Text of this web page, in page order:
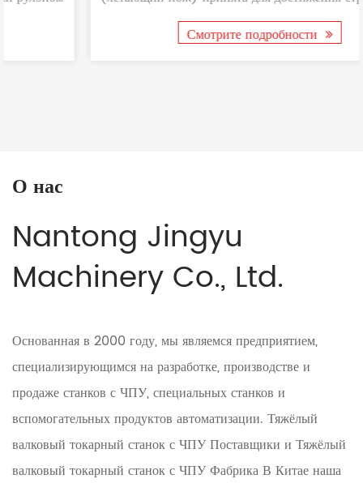
решения ...
Смотрите подробности
О нас
Nantong Jingyu
Machinery Co., Ltd.
Основанная в 2000 году, мы являемся предприятием,
специализирующимся на разработке, производстве и
продаже станков с ЧПУ, специальных станков и
вспомогательных продуктов автоматизации. Тяжёлый
валковый токарный станок с ЧПУ Поставщики и Тяжёлый
валковый токарный станок с ЧПУ ФабрикаВ Китае наша